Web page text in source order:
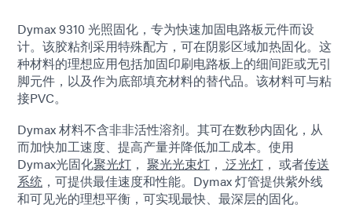
Dymax 9310 光照固化，专为快速加固电路板元件而设
计。该胶粘剂采用特殊配方，可在阴影区域加热固化。这
种材料的理想应用包括加固印刷电路板上的细间距或无引
脚元件，以及作为底部填充材料的替代品。该材料可与粘
接PVC。
Dymax 材料不含非非活性溶剂。其可在数秒内固化，从
而加快加工速度、提高产量并降低加工成本。使用
Dymax光固化聚光灯 ， 聚光光束灯 ， 泛光灯 ， 或者传送
系统 ，可提供最佳速度和性能。Dymax 灯管提供紫外线
和可见光的理想平衡，可实现最快、最深层的固化。